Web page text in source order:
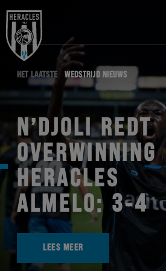
HET LAATSTE WEDSTRIJD NIEUWS
N’DJOLI REDT
OVERWINNING
HERACLES
ALMELO: 3-4
LEES MEER